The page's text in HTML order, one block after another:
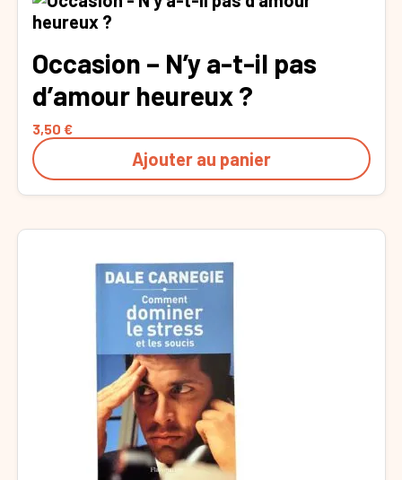
Occasion – N’y a-t-il pas
d’amour heureux ?
3,50 €
Ajouter au panier